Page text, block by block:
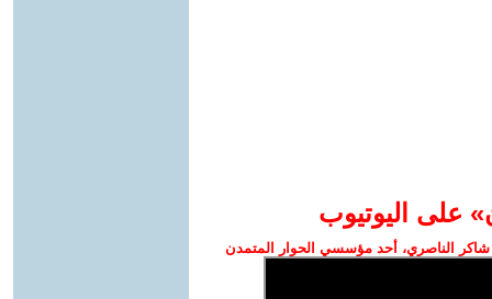
على اليوتيوب
الناصري، أحد مؤسسي الحوار المتمدن